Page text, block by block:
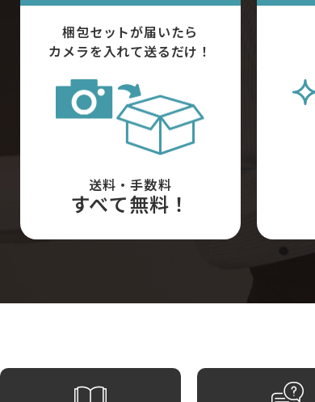
梱包セットが届いたら
カメラを入れて送るだけ！
送料・手数料
すべて無料！